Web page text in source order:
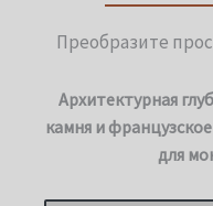
Преобразите
Архитектурная
камня и
для